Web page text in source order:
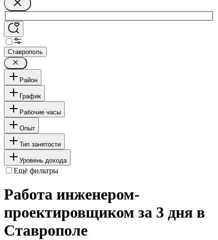
Ставрополь
Район
График
Рабочие часы
Опыт
Тип занятости
Уровень дохода
Ещё фильтры
Работа инженером-
проектировщиком за 3 дня в
Ставрополе